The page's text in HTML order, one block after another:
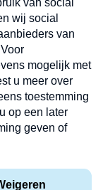
X
MAX
en